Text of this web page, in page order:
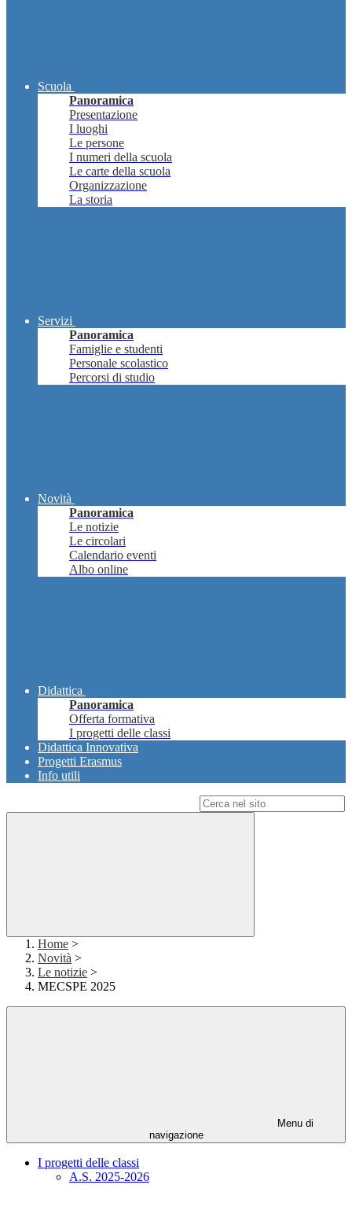
Scuola
Panoramica
Presentazione
I luoghi
Le persone
I numeri della scuola
Le carte della scuola
Organizzazione
La storia
Servizi
Panoramica
Famiglie e studenti
Personale scolastico
Percorsi di studio
Novità
Panoramica
Le notizie
Le circolari
Calendario eventi
Albo online
Didattica
Panoramica
Offerta formativa
I progetti delle classi
Didattica Innovativa
Progetti Erasmus
Info utili
Home >
Novità >
Le notizie >
MECSPE 2025
Menu di
navigazione
I progetti delle classi
A.S. 2025-2026